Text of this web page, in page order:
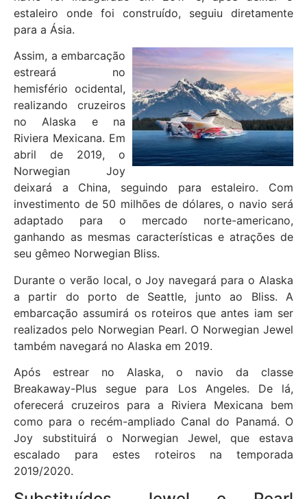
estaleiro onde foi construído, seguiu diretamente
para a Ásia.
Assim, a embarcação
estreará no
hemisfério ocidental,
realizando cruzeiros
no Alaska e na
Riviera Mexicana. Em
abril de 2019, o
Norwegian Joy
deixará a China, seguindo para estaleiro. Com
investimento de 50 milhões de dólares, o navio será
adaptado para o mercado norte-americano,
ganhando as mesmas características e atrações de
seu gêmeo Norwegian Bliss.
Durante o verão local, o Joy navegará para o Alaska
a partir do porto de Seattle, junto ao Bliss. A
embarcação assumirá os roteiros que antes iam ser
realizados pelo Norwegian Pearl. O Norwegian Jewel
também navegará no Alaska em 2019.
Após estrear no Alaska, o navio da classe
Breakaway-Plus segue para Los Angeles. De lá,
oferecerá cruzeiros para a Riviera Mexicana bem
como para o recém-ampliado Canal do Panamá. O
Joy substituirá o Norwegian Jewel, que estava
escalado para estes roteiros na temporada
2019/2020.